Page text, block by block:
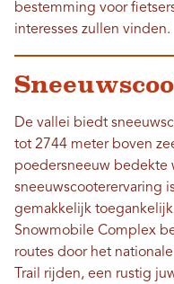
bestemming voor
interesses zullen vinden.
De vallei biedt
tot 2744 meter boven
poedersneeuw bedekte
sneeuwscooterervaring
gemakkelijk
Snowmobile Complex
routes door het
Trail rijden, een rustig